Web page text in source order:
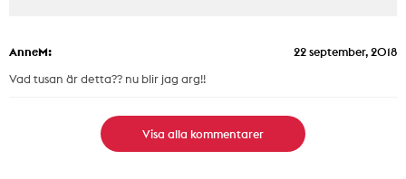
AnneM:
22 september, 2018
Vad tusan är detta?? nu blir jag arg!!
Visa alla kommentarer